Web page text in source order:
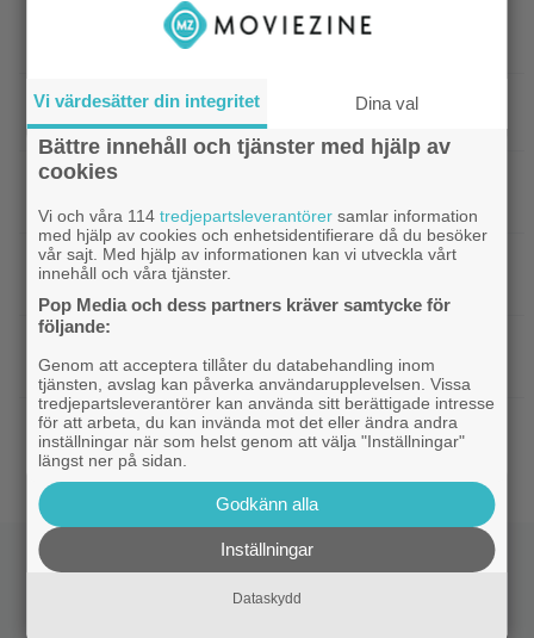
Efter 25 Beckfilmer – Anna Asp
hoppas nya filmen blir en snackis
IKEA hyllas världen över – efter briljant blinkning
till Alexander Skarsgård
Apple TV|
Robin Williams favorit: ”Min bästa film”
HBO Max|Två nya skådisar redo att skapa
drama i ”Heated Rivalry” säsong 2
reklamskylt – PR-tricket som får LA att titta upp
Dokumentär |Hör Sveriges märkligaste skratt i
trailern till ”Bäst i världen”
Vi värdesätter din integritet Dina val
Bättre innehåll och tjänster med hjälp av
cookies
Vi och våra 114tredjepartsleverantörer samlar information
med hjälp av cookies och enhetsidentifierare då du besöker
vår sajt. Med hjälp av informationen kan vi utveckla vårt
innehåll och våra tjänster.
Pop Media och dess partners kräver samtycke för
följande:
Genom att acceptera tillåter du databehandling inom
tjänsten, avslag kan påverka användarupplevelsen. Vissa
tredjepartsleverantörer kan använda sitt berättigade intresse
för att arbeta, du kan invända mot det eller ändra andra
inställningar när som helst genom att välja "Inställningar"
längst ner på sidan.
Godkänn alla
Inställningar
Dataskydd